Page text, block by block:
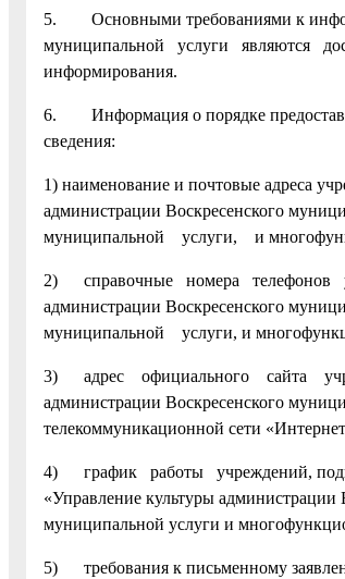
5. Основными требованиями к
муниципальной услуги являются
информирования.
6. Информация о порядке
сведения:
1) наименование и почтовые адреса
администрации Воскресенского
муниципальной услуги, и
2) справочные номера телефонов
администрации Воскресенского
муниципальной услуги, и
3) адрес официального сайта
администрации Воскресенского
телекоммуникационной сети
4) график работы учреждений,
«Управление культуры администрации
муниципальной услуги и
5) требования к письменному